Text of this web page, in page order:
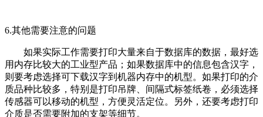
6.其他需要注意的问题
如果实际工作需要打印大量来自于数据库的数据，最好选
用内存比较大的工业型产品；如果数据库中的信息包含汉字，
则要考虑选择可下载汉字到机器内存中的机型。如果打印的介
质品种比较多，特别是打印吊牌、间隔式标签纸卷，必须选择
传感器可以移动的机型，方便灵活定位。另外，还要考虑打印
介质是否需要附加的支架等细节。